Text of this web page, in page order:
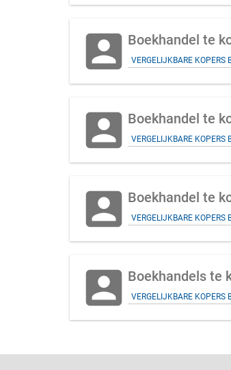
account_box Boekhandel te
VERGELIJKBARE KOPERS
account_box Boekhandel te
VERGELIJKBARE KOPERS
account_box Boekhandel te
VERGELIJKBARE KOPERS
account_box Boekhandels te
VERGELIJKBARE KOPERS